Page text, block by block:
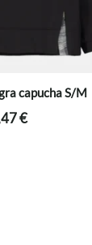
capucha S/M
€El